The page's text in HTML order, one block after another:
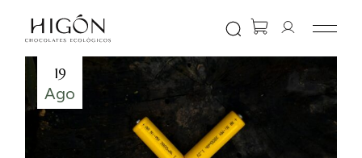
content
19
Ago